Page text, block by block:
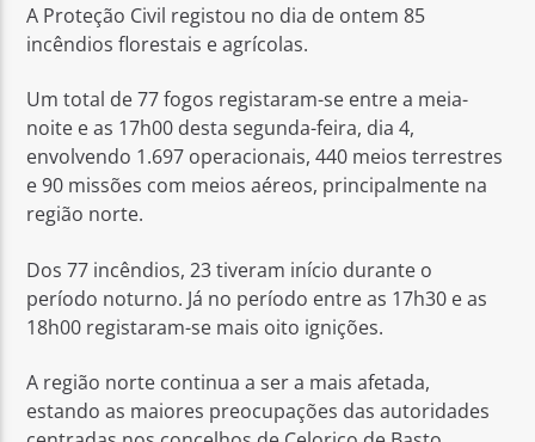
Rádio No ar
A Proteção Civil registou no dia de ontem 85
incêndios florestais e agrícolas.
Um total de 77 fogos registaram-se entre a meia-
noite e as 17h00 desta segunda-feira, dia 4,
envolvendo 1.697 operacionais, 440 meios terrestres
e 90 missões com meios aéreos, principalmente na
região norte.
Dos 77 incêndios, 23 tiveram início durante o
período noturno. Já no período entre as 17h30 e as
18h00 registaram-se mais oito ignições.
A região norte continua a ser a mais afetada,
estando as maiores preocupações das autoridades